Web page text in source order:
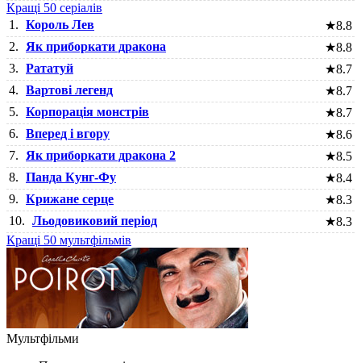
Кращі 50 серіалів
1. Король Лев ★8.8
2.
Як приборкати дракона ★8.8
3. Рататуй ★8.7
4. Вартові легенд ★8.7
5. Корпорація монстрів ★8.7
6. Вперед і вгору ★8.6
7.
Як приборкати дракона 2 ★8.5
8. Панда Кунг-Фу ★8.4
9. Крижане серце ★8.3
10. Льодовиковий період ★8.3
Кращі 50 мультфільмів
Мультфільми